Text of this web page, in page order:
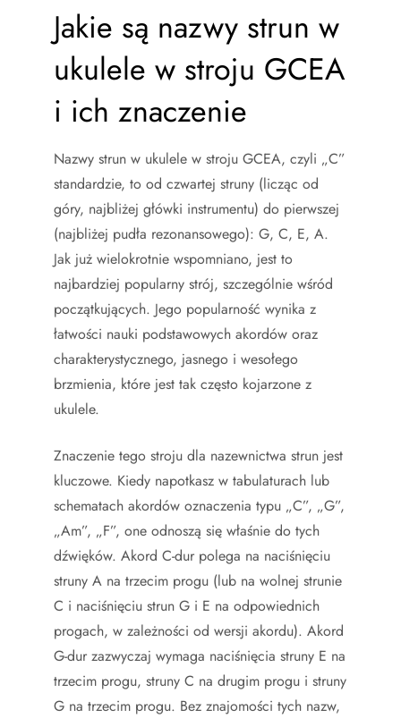
Jakie są nazwy strun w
ukulele w stroju GCEA
i ich znaczenie
Nazwy strun w ukulele w stroju GCEA, czyli „C”
standardzie, to od czwartej struny (licząc od
góry, najbliżej główki instrumentu) do pierwszej
(najbliżej pudła rezonansowego): G, C, E, A.
Jak już wielokrotnie wspomniano, jest to
najbardziej popularny strój, szczególnie wśród
początkujących. Jego popularność wynika z
łatwości nauki podstawowych akordów oraz
charakterystycznego, jasnego i wesołego
brzmienia, które jest tak często kojarzone z
ukulele.
Znaczenie tego stroju dla nazewnictwa strun jest
kluczowe. Kiedy napotkasz w tabulaturach lub
schematach akordów oznaczenia typu „C”, „G”,
„Am”, „F”, one odnoszą się właśnie do tych
dźwięków. Akord C-dur polega na naciśnięciu
struny A na trzecim progu (lub na wolnej strunie
C i naciśnięciu strun G i E na odpowiednich
progach, w zależności od wersji akordu). Akord
G-dur zazwyczaj wymaga naciśnięcia struny E na
trzecim progu, struny C na drugim progu i struny
G na trzecim progu. Bez znajomości tych nazw,